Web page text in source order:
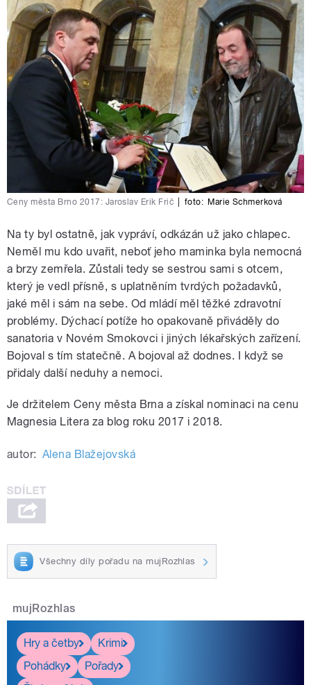
Ceny města Brno 2017: Jaroslav Erik Frič foto: Marie Schmerková
Na ty byl ostatně, jak vypráví, odkázán už jako chlapec.
Neměl mu kdo uvařit, neboť jeho maminka byla nemocná
a brzy zemřela. Zůstali tedy se sestrou sami s otcem,
který je vedl přísně, s uplatněním tvrdých požadavků,
jaké měl i sám na sebe. Od mládí měl těžké zdravotní
problémy. Dýchací potíže ho opakovaně přiváděly do
sanatoria v Novém Smokovci i jiných lékařských zařízení.
Bojoval s tím statečně. A bojoval až dodnes. I když se
přidaly další neduhy a nemoci.
Je držitelem Ceny města Brna a získal nominaci na cenu
Magnesia Litera za blog roku 2017 i 2018.
autor: Alena Blažejovská
Všechny díly pořadu na mujRozhlas
mujRozhlas
Hry a četby
Krimi
Pohádky
Pořady